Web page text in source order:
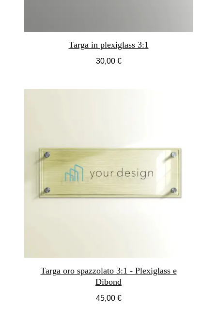
Targa in plexiglass 3:1
30,00 €
Targa oro spazzolato 3:1 - Plexiglass e
Dibond
45,00 €